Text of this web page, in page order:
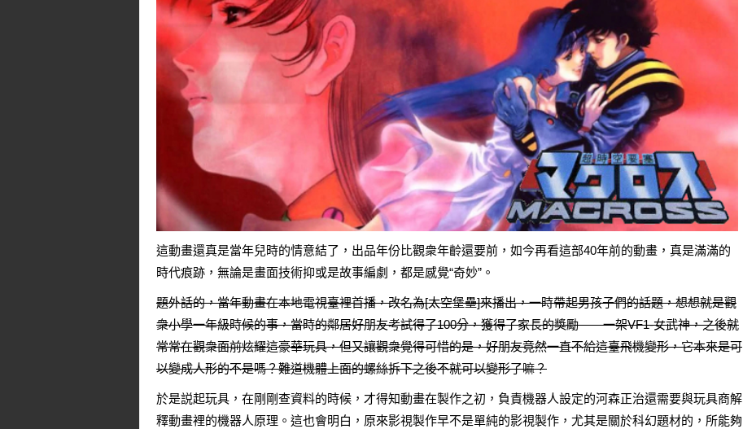
這動畫還真是當年兒時的情意結了，出品年份比觀衆年齡還要前，如今再看這部40年前的動畫，真是滿滿的
時代痕跡，無論是畫面技術抑或是故事編劇，都是感覺“奇妙”。
題外話的，當年動畫在本地電視臺裡首播，改名為[太空堡壘]來播出，一時帶起男孩子們的話題，想想就是觀
衆小學一年級時候的事，當時的鄰居好朋友考試得了100分，獲得了家長的獎勵——一架VF1-女武神，之後就
常常在觀衆面前炫耀這豪華玩具，但又讓觀衆覺得可惜的是，好朋友竟然一直不給這臺飛機變形，它本來是可
以變成人形的不是嗎？難道機體上面的螺絲拆下之後不就可以變形了嘛？
於是説起玩具，在剛剛查資料的時候，才得知動畫在製作之初，負責機器人設定的河森正治還需要與玩具商解
釋動畫裡的機器人原理。這也會明白，原來影視製作早不是單純的影視製作，尤其是關於科幻題材的，所能夠